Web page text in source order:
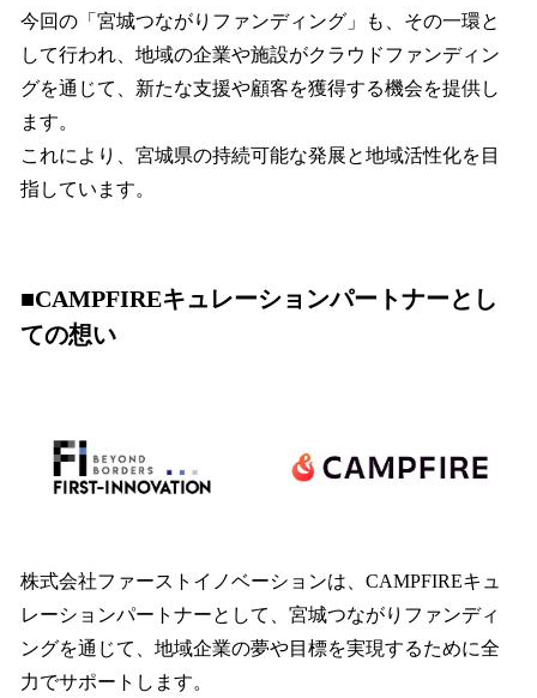
今回の「宮城つながりファンディング」も、その一環と
して行われ、地域の企業や施設がクラウドファンディン
グを通じて、新たな支援や顧客を獲得する機会を提供し
ます。
これにより、宮城県の持続可能な発展と地域活性化を目
指しています。
■CAMPFIREキュレーションパートナーとし
ての想い
株式会社ファーストイノベーションは、CAMPFIREキュ
レーションパートナーとして、宮城つながりファンディ
ングを通じて、地域企業の夢や目標を実現するために全
力でサポートします。